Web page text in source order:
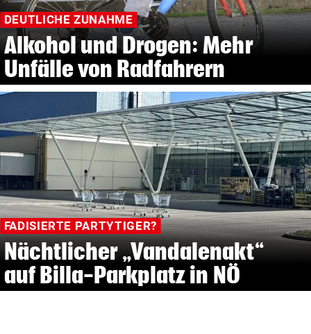
DEUTLICHE ZUNAHME
Alkohol und Drogen: Mehr
Unfälle von Radfahrern
FADISIERTE PARTYTIGER?
Nächtlicher „Vandalenakt“
auf Billa-Parkplatz in NÖ